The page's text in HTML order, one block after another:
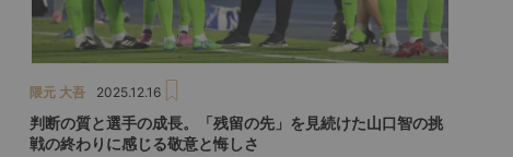
隈元 大吾 2025.12.16
判断の質と選手の成長。「残留の先」を見続けた山口智の挑
戦の終わりに感じる敬意と悔しさ